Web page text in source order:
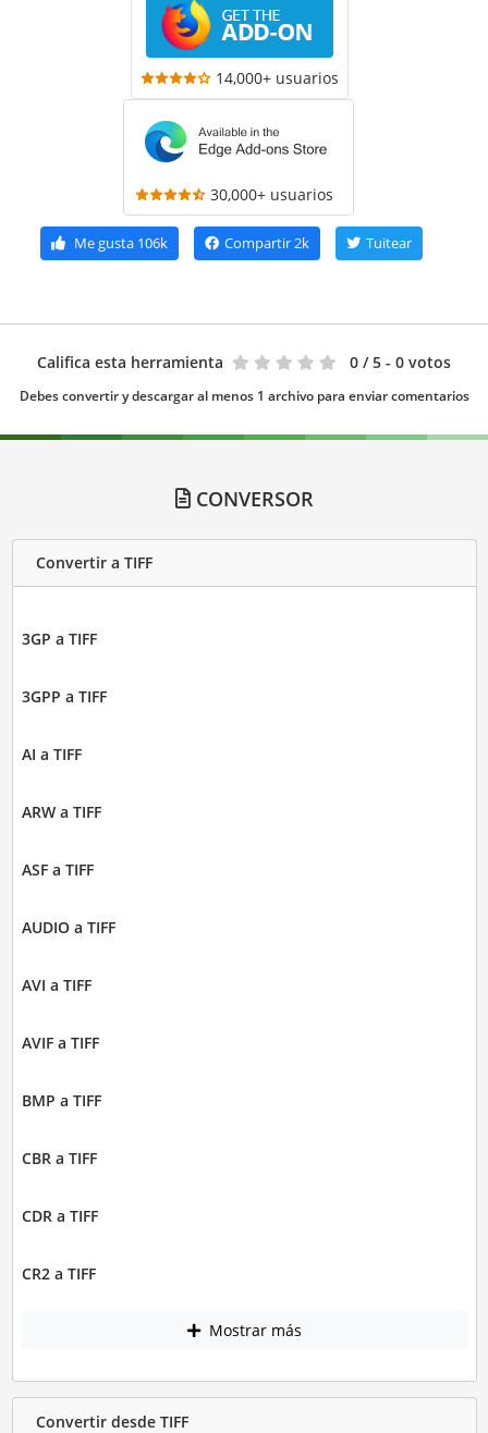
14,000+ usuarios
30,000+ usuarios
Me gusta106k Compartir 2k Tuitear
Califica esta herramienta 0 / 5 - 0 votos
Debes convertir y descargar al menos 1 archivo para enviar comentarios
CONVERSOR
Convertir a TIFF
3GP a TIFF
3GPP a TIFF
AI a TIFF
ARW a TIFF
ASF a TIFF
AUDIO a TIFF
AVI a TIFF
AVIF a TIFF
BMP a TIFF
CBR a TIFF
CDR a TIFF
CR2 a TIFF
Mostrar más
Convertir desde TIFF